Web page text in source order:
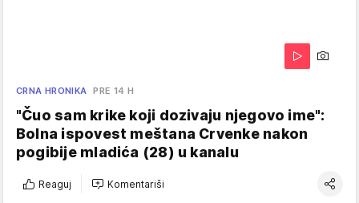
CRNA HRONIKA PRE 14 H
"Čuo sam krike koji dozivaju njegovo ime":
Bolna ispovest meštana Crvenke nakon
pogibije mladića (28) u kanalu
Reaguj Komentariši